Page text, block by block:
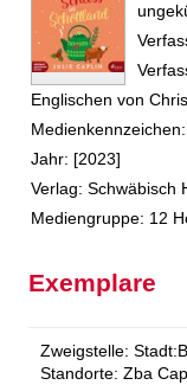
Englischen von
Medienkennzeichen:
Jahr: [2023]
Verlag: Schwäbisch
Mediengruppe: 12
Exemplare
Zweigstelle:
Standorte: Zba